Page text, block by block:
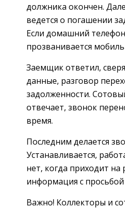
должника окончен.
ведется о погашении
Если домашний
прозванивается
Заемщик ответил,
данные, разговор
задолженности.
отвечает, звонок
время.
Последним делается
Устанавливается,
нет, когда приходит на
информация с
Важно! Коллекторы и